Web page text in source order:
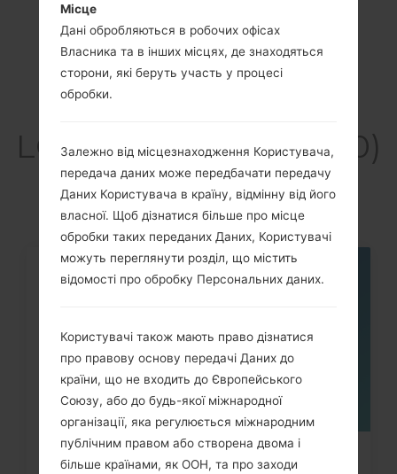
LGKH3900(LGKH3900)
akaLG Joypop
Як скинути до заводських
Місце
Дані обробляються в робочих офісах
Власника та в інших місцях, де знаходяться
сторони, які беруть участь у процесі
обробки.
Залежно від місцезнаходження Користувача,
передача даних може передбачати передачу
Даних Користувача в країну, відмінну від його
власної. Щоб дізнатися більше про місце
обробки таких переданих Даних, Користувачі
можуть переглянути розділ, що містить
відомості про обробку Персональних даних.
Користувачі також мають право дізнатися
про правову основу передачі Даних до
країни, що не входить до Європейського
Союзу, або до будь-якої міжнародної
організації, яка регулюється міжнародним
публічним правом або створена двома і
більше країнами, як ООН, та про заходи